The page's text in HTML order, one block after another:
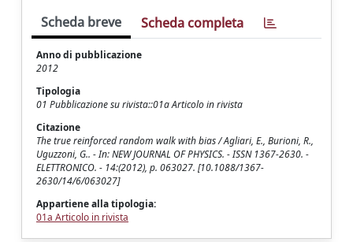
Scheda breve Scheda completa
Anno di pubblicazione
2012
Tipologia
01 Pubblicazione su rivista::01a Articolo in rivista
Citazione
The true reinforced random walk with bias / Agliari, E., Burioni, R.,
Uguzzoni, G.. - In: NEW JOURNAL OF PHYSICS. - ISSN 1367-2630. -
ELETTRONICO. - 14:(2012), p. 063027. [10.1088/1367-
2630/14/6/063027]
Appartiene alla tipologia:
01a Articolo in rivista